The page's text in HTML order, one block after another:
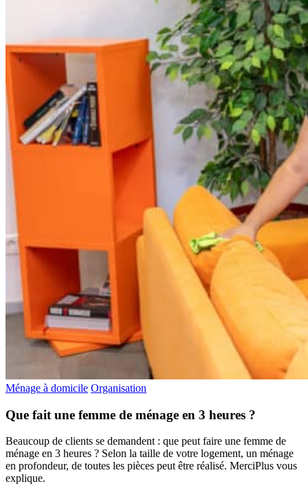
Ménage à domicile Organisation
Que fait une femme de ménage en 3 heures ?
Beaucoup de clients se demandent : que peut faire une femme de
ménage en 3 heures ? Selon la taille de votre logement, un ménage
en profondeur, de toutes les pièces peut être réalisé. MerciPlus vous
explique.